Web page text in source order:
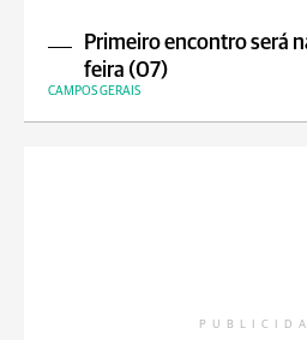
Primeiro encontro será
feira (07)
CAMPOS GERAIS